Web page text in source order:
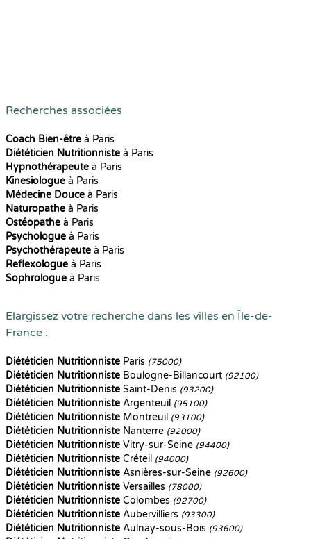
Recherches associées
Coach Bien-être à Paris
Diététicien Nutritionniste à Paris
Hypnothérapeute à Paris
Kinesiologue à Paris
Médecine Douce à Paris
Naturopathe à Paris
Ostéopathe à Paris
Psychologue à Paris
Psychothérapeute à Paris
Reflexologue à Paris
Sophrologue à Paris
Elargissez votre recherche dans les villes en Île-de-
France :
Diététicien Nutritionniste Paris (75000)
Diététicien Nutritionniste Boulogne-Billancourt (92100)
Diététicien Nutritionniste Saint-Denis (93200)
Diététicien Nutritionniste Argenteuil (95100)
Diététicien Nutritionniste Montreuil (93100)
Diététicien Nutritionniste Nanterre (92000)
Diététicien Nutritionniste Vitry-sur-Seine (94400)
Diététicien Nutritionniste Créteil (94000)
Diététicien Nutritionniste Asnières-sur-Seine (92600)
Diététicien Nutritionniste Versailles (78000)
Diététicien Nutritionniste Colombes (92700)
Diététicien Nutritionniste Aubervilliers (93300)
Diététicien Nutritionniste Aulnay-sous-Bois (93600)